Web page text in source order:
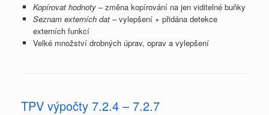
Kopírovat hodnoty– změna kopírování na jen viditelné buňky
Seznam externích dat– vylepšení + přidána detekce
externích funkcí
Velké množství drobných úprav, oprav a vylepšení
TPV výpočty 7.2.4 – 7.2.7